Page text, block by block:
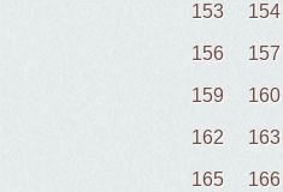
153 154
156 157
159 160
162 163
165 166